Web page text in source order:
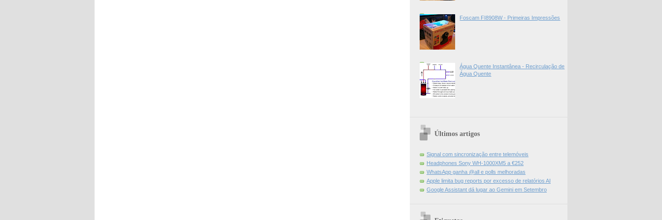
Foscam FI8908W - Primeiras Impressões
Água Quente Instantânea - Recirculação de
Água Quente
Últimos artigos
Signal com sincronização entre telemóveis
Headphones Sony WH-1000XM5 a €252
WhatsApp ganha @all e polls melhoradas
Apple limita bug reports por excesso de relatórios AI
Google Assistant dá lugar ao Gemini em Setembro